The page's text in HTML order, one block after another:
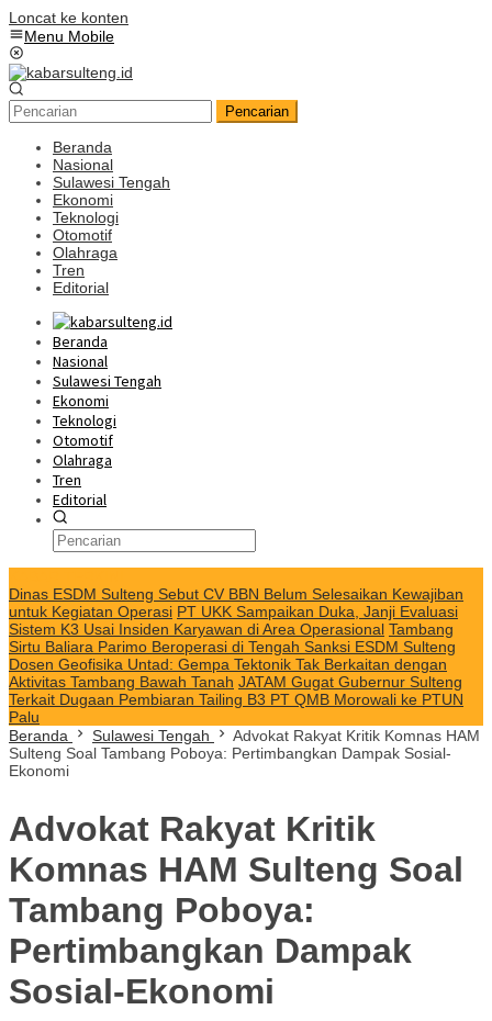
Loncat ke konten
Menu Mobile
Pencarian
Beranda
Nasional
Sulawesi Tengah
Ekonomi
Teknologi
Otomotif
Olahraga
Tren
Editorial
Beranda
Nasional
Sulawesi Tengah
Ekonomi
Teknologi
Otomotif
Olahraga
Tren
Editorial
Dinas ESDM Sulteng Sebut CV BBN Belum Selesaikan Kewajiban
untuk Kegiatan Operasi PT UKK Sampaikan Duka, Janji Evaluasi
Sistem K3 Usai Insiden Karyawan di Area Operasional Tambang
Sirtu Baliara Parimo Beroperasi di Tengah Sanksi ESDM Sulteng
Dosen Geofisika Untad: Gempa Tektonik Tak Berkaitan dengan
Aktivitas Tambang Bawah Tanah JATAM Gugat Gubernur Sulteng
Terkait Dugaan Pembiaran Tailing B3 PT QMB Morowali ke PTUN
Palu
Beranda
Sulawesi Tengah
Advokat Rakyat Kritik Komnas HAM
Sulteng Soal Tambang Poboya: Pertimbangkan Dampak Sosial-
Ekonomi
Advokat Rakyat Kritik
Komnas HAM Sulteng Soal
Tambang Poboya:
Pertimbangkan Dampak
Sosial-Ekonomi